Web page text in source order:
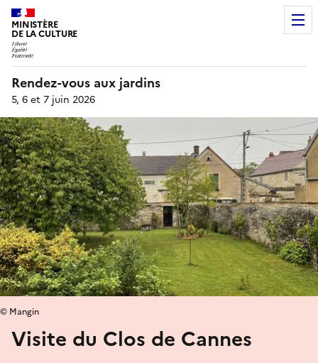
MINISTÈRE
DE LA CULTURE
Rendez-vous aux jardins
5, 6 et 7 juin 2026
Visite du Clos de Cannes
© Mangin